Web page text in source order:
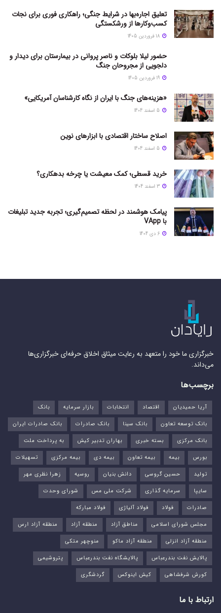
تعلیق اجاره‌بها در شرایط جنگی؛ راهکاری فوری برای نجات
کسب‌وکارها از ورشکستگی
حضور لیلا بلوکات و ناصر پروانی در بیمارستان برای دیدار و
دلجویی از مجروحان جنگ
«هزینه‌های جنگ با ایران از نگاه کارشناسان آمریکایی»
اصلاح ساختار اقتصادی با ابزارهای نوین
خرید قسطی؛ کمک معیشت یا چرخه بدهکاری؟
پیامک هوشمند در لحظه تصمیم‌گیری؛ تجربه جدید تبلیغات
با VApp
خبرگزاری ما خود را متعهد به رعایت میثاق اخلاق حرفه‌ای خبرگزاری‌ها
می‌داند.
برچسب‌ها
آریا حمیدیان اقتصاد انتخابات بازار سرمایه
بانک
بانک توسعه تعاون
بانک سینا بانک صادرات
بانک صادرات ایران
بانک مرکزی
بسته خبری بهاران تدبیر کیش
به پرداخت ملت
بورس‌
بیمه بیمه تعاون بیمه دی بیمه مرکزی
تسهیلات
تولید
حسین گروسی دانش بنیان روسیه
زهرا نظری مهر
سایپا
سرمایه گذاری شرکت ملی مس
شورای وحدت
صادرات
فولاد فولاد آلیاژی
فولاد مبارکه
مجلس شورای اسلامی
مناطق آزاد منطقه آزاد
منطقه آزاد ارس
منطقه آزاد انزلی
منطقه آزاد ماکو
منوچهر متکی
پالایش نفت بندرعباس
پالایشگاه نفت بندرعباس
پتروشیمی
کورش شرفشاهی
کیش اینوکس گردشگری
ارتباط با ما